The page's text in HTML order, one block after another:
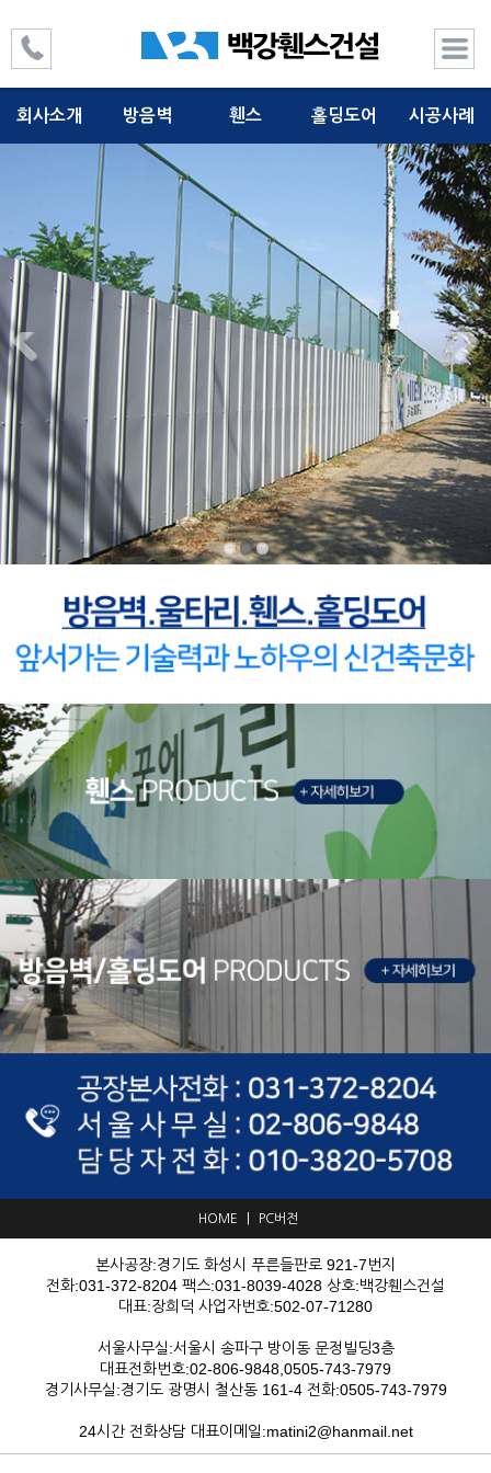
회사소개 방음벽 휀스 홀딩도어 시공사례
HOME PC버전
본사공장:경기도 화성시 푸른들판로 921-7번지
전화:031-372-8204 팩스:031-8039-4028 상호:백강휀스건설
대표:장희덕 사업자번호:502-07-71280
서울사무실:서울시 송파구 방이동 문정빌딩3층
대표전화번호:02-806-9848,0505-743-7979
경기사무실:경기도 광명시 철산동 161-4 전화:0505-743-7979
24시간 전화상담 대표이메일:matini2@hanmail.net